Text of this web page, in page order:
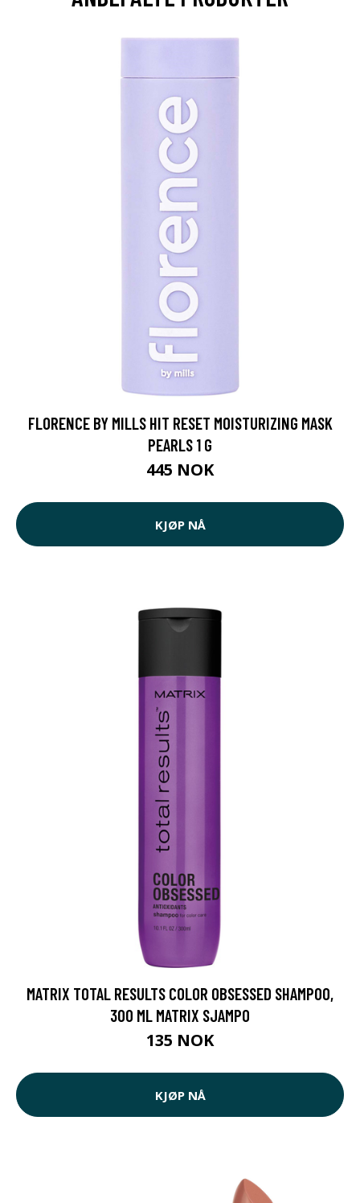
FLORENCE BY MILLS HIT RESET MOISTURIZING MASK
PEARLS 1 G
445 NOK
KJØP NÅ
MATRIX TOTAL RESULTS COLOR OBSESSED SHAMPOO,
300 ML MATRIX SJAMPO
135 NOK
KJØP NÅ